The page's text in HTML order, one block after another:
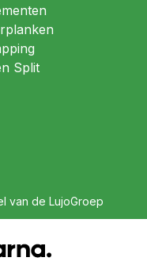
Split
van de LujoGroep